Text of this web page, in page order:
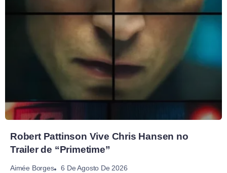
Robert Pattinson Vive Chris Hansen no
Trailer de “Primetime”
Aimée Borges 6 De Agosto De 2026